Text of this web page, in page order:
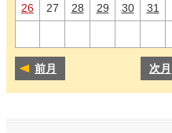
26 27 28 29 30 31
前月 次月